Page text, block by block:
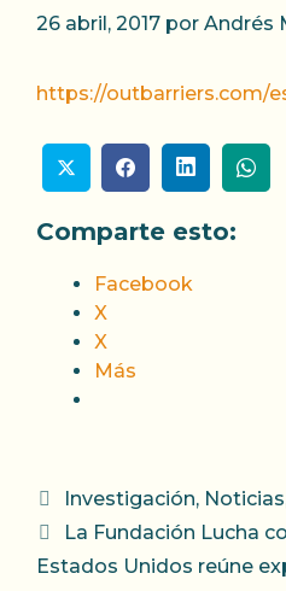
26 abril, 2017 por Andrés
https://outbarriers.com/
Comparte esto:
Facebook
X
X
Más
Categorías
Investigación, Noticias
La Fundación Lucha
Estados Unidos reúne